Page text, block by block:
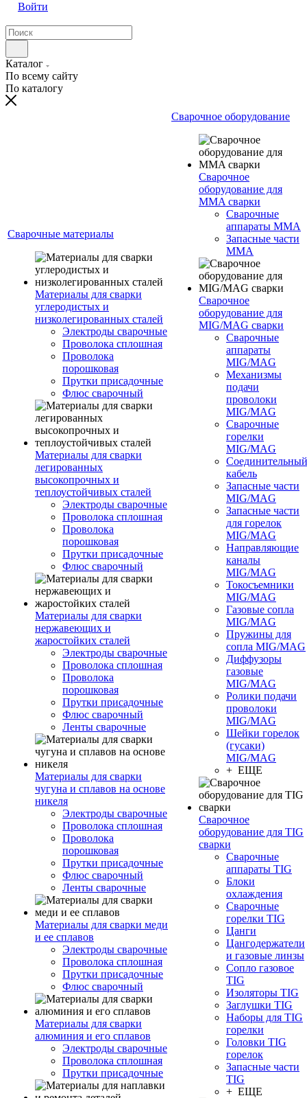
Войти
Каталог
По всему сайту
По каталогу
Сварочные материалы
Материалы для сварки
углеродистых и
низколегированных сталей
Электроды сварочные
Проволока сплошная
Проволока
порошковая
Прутки присадочные
Флюс сварочный
Материалы для сварки
легированных
высокопрочных и
теплоустойчивых сталей
Электроды сварочные
Проволока сплошная
Проволока
порошковая
Прутки присадочные
Флюс сварочный
Материалы для сварки
нержавеющих и
жаростойких сталей
Электроды сварочные
Проволока сплошная
Проволока
порошковая
Прутки присадочные
Флюс сварочный
Ленты сварочные
Материалы для сварки
чугуна и сплавов на основе
никеля
Электроды сварочные
Проволока сплошная
Проволока
порошковая
Прутки присадочные
Флюс сварочный
Ленты сварочные
Материалы для сварки меди
и ее сплавов
Электроды сварочные
Проволока сплошная
Прутки присадочные
Флюс сварочный
Материалы для сварки
алюминия и его сплавов
Электроды сварочные
Проволока сплошная
Прутки присадочные
Сварочное оборудование
Сварочное
оборудование для
MMA сварки
Сварочные
аппараты MMA
Запасные части
MMA
Сварочное
оборудование для
MIG/MAG сварки
Сварочные
аппараты
MIG/MAG
Механизмы
подачи
проволоки
MIG/MAG
Сварочные
горелки
MIG/MAG
Соединительный
кабель
Запасные части
MIG/MAG
Запасные части
для горелок
MIG/MAG
Направляющие
каналы
MIG/MAG
Токосъемники
MIG/MAG
Газовые сопла
MIG/MAG
Пружины для
сопла MIG/MAG
Диффузоры
газовые
MIG/MAG
Ролики подачи
проволоки
MIG/MAG
Шейки горелок
(гусаки)
MIG/MAG
+ ЕЩЕ
Сварочное
оборудование для TIG
сварки
Сварочные
аппараты TIG
Блоки
охлаждения
Сварочные
горелки TIG
Цанги
Цангодержатели
и газовые линзы
Сопло газовое
TIG
Изоляторы TIG
Заглушки TIG
Наборы для TIG
горелки
Головки TIG
горелок
Запасные части
TIG
+ ЕЩЕ